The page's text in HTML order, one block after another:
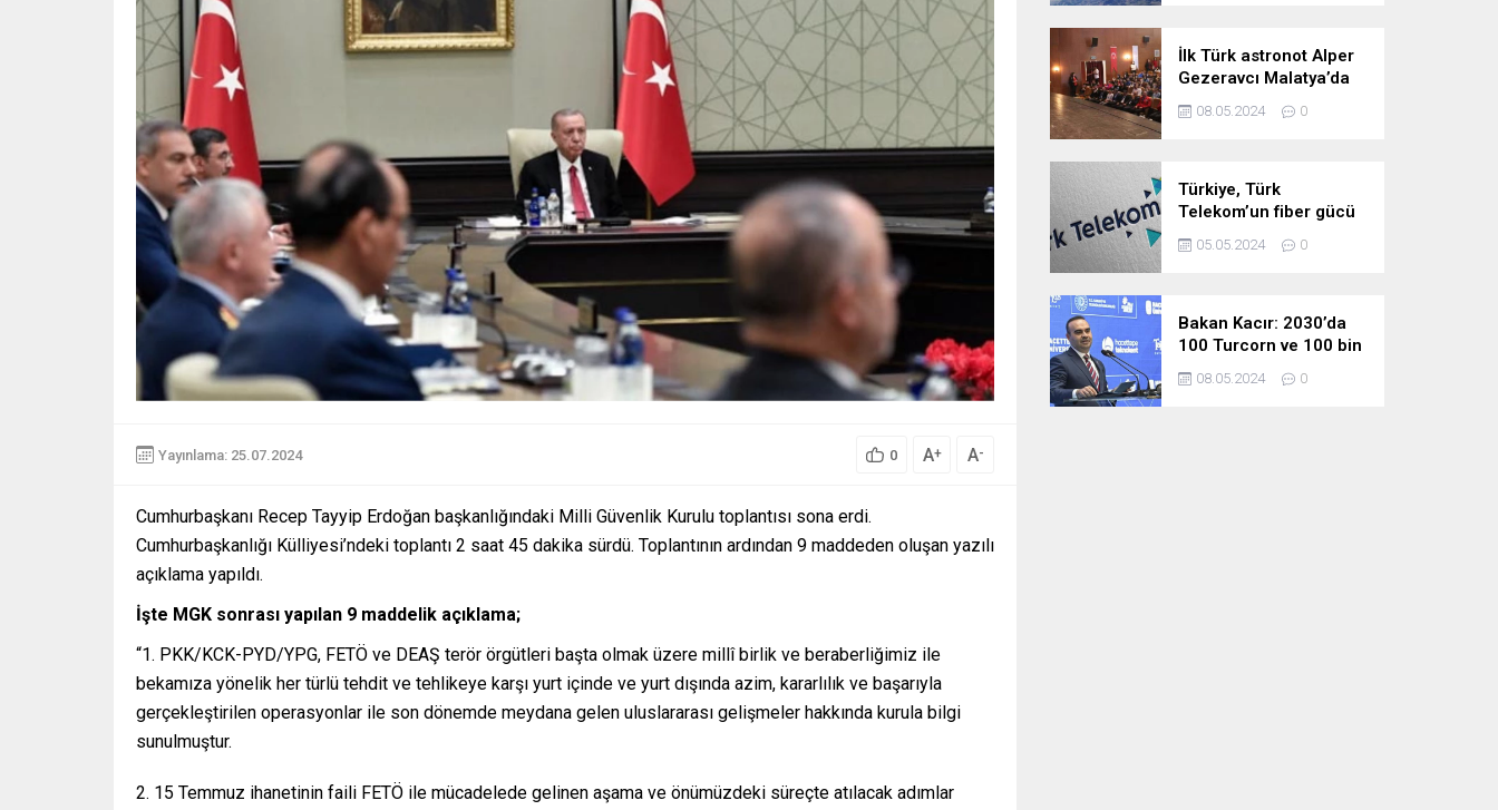
Yayınlama: 25.07.2024 0 A+ A-
Cumhurbaşkanı Recep Tayyip Erdoğan başkanlığındaki Milli Güvenlik Kurulu toplantısı sona erdi.
Cumhurbaşkanlığı Külliyesi’ndeki toplantı 2 saat 45 dakika sürdü. Toplantının ardından 9 maddeden oluşan yazılı
açıklama yapıldı.
İşte MGK sonrası yapılan 9 maddelik açıklama;
“1. PKK/KCK-PYD/YPG, FETÖ ve DEAŞ terör örgütleri başta olmak üzere millî birlik ve beraberliğimiz ile
bekamıza yönelik her türlü tehdit ve tehlikeye karşı yurt içinde ve yurt dışında azim, kararlılık ve başarıyla
gerçekleştirilen operasyonlar ile son dönemde meydana gelen uluslararası gelişmeler hakkında kurula bilgi
sunulmuştur.
2. 15 Temmuz ihanetinin faili FETÖ ile mücadelede gelinen aşama ve önümüzdeki süreçte atılacak adımlar
İlk Türk astronot Alper
Gezeravcı Malatya’da
öğrencilerle bir araya
geldi!
08.05.2024 0
Türkiye, Türk
Telekom’un fiber gücü
ile yarının
teknolojilerine hazır
05.05.2024 0
Bakan Kacır: 2030’da
100 Turcorn ve 100 bin
teknoloji girişimciliği
hedefimize ulaşacağız
08.05.2024 0